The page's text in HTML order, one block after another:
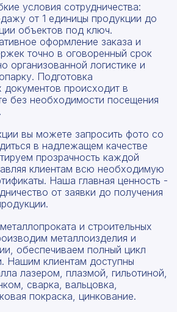
условия сотрудничества:
от 1 единицы продукции до
объектов под ключ.
оформление заказа и
точно в оговоренный срок
организованной логистике и
Подготовка
документов происходит в
без необходимости посещения
вы можете запросить фото со
в надлежащем качестве
прозрачность каждой
клиентам всю необходимую
Наша главная ценность -
от заявки до получения
и строительных
металлоизделия и
обеспечиваем полный цикл
Нашим клиентам доступны
лазером, плазмой, гильотиной,
сварка, вальцовка,
покраска, цинкование.